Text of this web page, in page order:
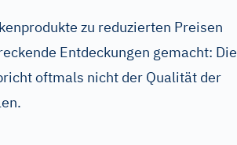
zu reduzierten Preisen
Entdeckungen gemacht: Die
oftmals nicht der Qualität der